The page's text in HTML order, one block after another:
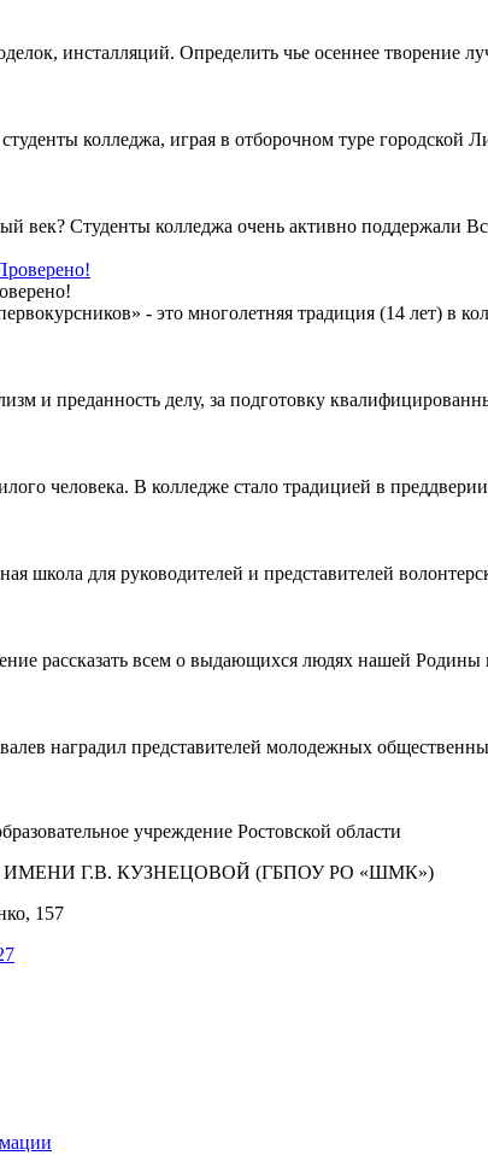
инсталляций. Определить чье осеннее творение
колледжа, играя в отборочном туре городской
век? Студенты колледжа очень активно поддержали
- это многолетняя традиция (14 лет) в
и преданность делу, за подготовку
человека. В колледже стало традицией в
школа для руководителей и представителей
рассказать всем о выдающихся людях нашей Родины
наградил представителей молодежных
учреждение Ростовской области
Г.В. КУЗНЕЦОВОЙ (ГБПОУ РО «ШМК»)
157